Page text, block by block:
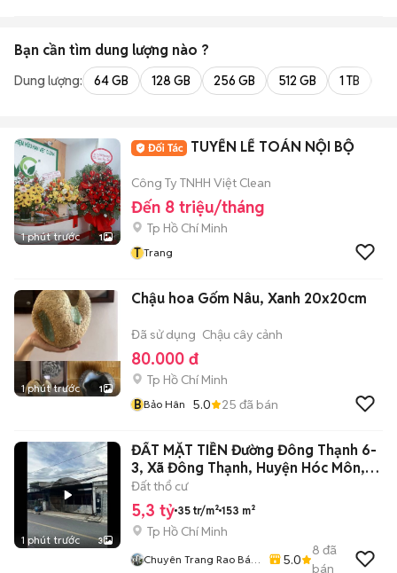
Bạn cần tìm dung lượng nào ?
Dung lượng: 64 GB 128 GB 256 GB 512 GB 1 TB
1 phút trước 1
TUYỂN LẾ TOÁN NỘI BỘ
Công Ty TNHH Việt Clean
Đến 8 triệu/tháng
Tp Hồ Chí Minh
T Trang
1 phút trước 1
Chậu hoa Gốm Nâu, Xanh 20x20cm
Đã sử dụng Chậu cây cảnh
80.000 đ
Tp Hồ Chí Minh
BBảo Hân 5.0 25 đã bán
1 phút trước 3
ĐẤT MẶT TIỀN Đường Đông Thạnh 6-
3, Xã Đông Thạnh, Huyện Hóc Môn,
TPHCM
Đất thổ cư
5,3 tỷ 35 tr/m² 153 m²
Tp Hồ Chí Minh
Chuyên Trang Rao Bán
5.0
8 đã
bán